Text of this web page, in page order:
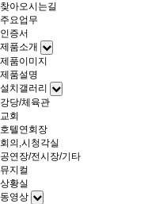
찾아오시는길
주요업무
인증서
제품소개
제품이미지
제품설명
설치갤러리
강당/체육관
교회
호텔연회장
회의,시청각실
공연장/전시장/기타
뮤지컬
상황실
동영상